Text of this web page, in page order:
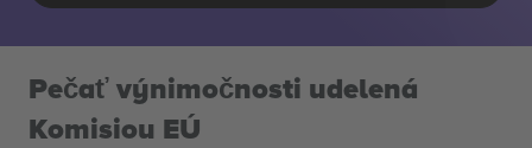
Pečať výnimočnosti udelená
Komisiou EÚ